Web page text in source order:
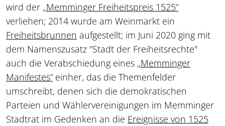
wird der „Memminger Freiheitspreis 1525“
verliehen; 2014 wurde am Weinmarkt ein
Freiheitsbrunnen aufgestellt; im Juni 2020 ging mit
dem Namenszusatz "Stadt der Freiheitsrechte"
auch die Verabschiedung eines „Memminger
Manifestes“ einher, das die Themenfelder
umschreibt, denen sich die demokratischen
Parteien und Wählervereinigungen im Memminger
Stadtrat im Gedenken an die Ereignisse von 1525